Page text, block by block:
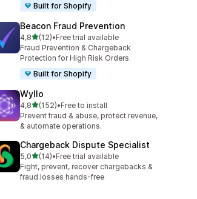
Built for Shopify
Beacon Fraud Prevention
4,8stelle su 5
(12)
12 recensioni totali
•Free trial available
Fraud Prevention & Chargeback
Protection for High Risk Orders
Built for Shopify
Wyllo
4,8stelle su 5
(152)
152 recensioni totali
•Free to install
Prevent fraud & abuse, protect revenue,
& automate operations.
Chargeback Dispute Specialist
5,0stelle su 5
(14)
14 recensioni totali
•Free trial available
Fight, prevent, recover chargebacks &
fraud losses hands-free